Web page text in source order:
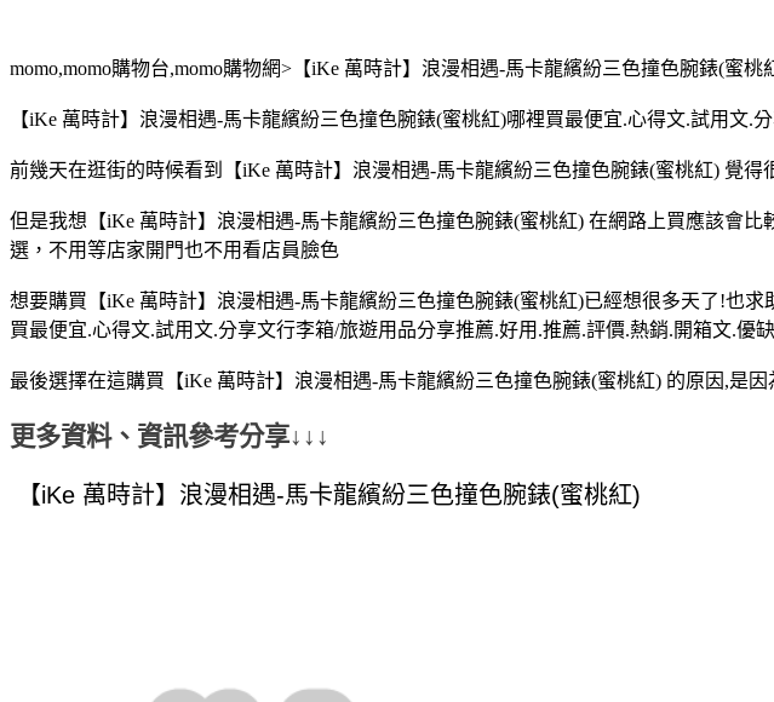
momo,momo購物台,momo購物網>【iKe 萬時計】浪漫相遇-馬卡龍繽紛三色撞色腕錶(蜜
【iKe 萬時計】浪漫相遇-馬卡龍繽紛三色撞色腕錶(蜜桃紅)哪裡買最便宜.心得文.試用文
前幾天在逛街的時候看到【iKe 萬時計】浪漫相遇-馬卡龍繽紛三色撞色腕錶(蜜桃紅) 覺
但是我想【iKe 萬時計】浪漫相遇-馬卡龍繽紛三色撞色腕錶(蜜桃紅) 在網路上買應該會
選，不用等店家開門也不用看店員臉色
想要購買【iKe 萬時計】浪漫相遇-馬卡龍繽紛三色撞色腕錶(蜜桃紅)已經想很多天了!也
買最便宜.心得文.試用文.分享文行李箱/旅遊用品分享推薦.好用.推薦.評價.熱銷.開箱文.優
最後選擇在這購買【iKe 萬時計】浪漫相遇-馬卡龍繽紛三色撞色腕錶(蜜桃紅) 的原因,是
更多資料、資訊參考分享↓↓↓